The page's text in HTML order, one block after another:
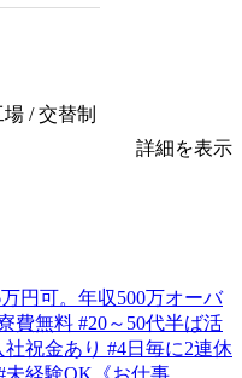
/ 交替制
詳細を表示